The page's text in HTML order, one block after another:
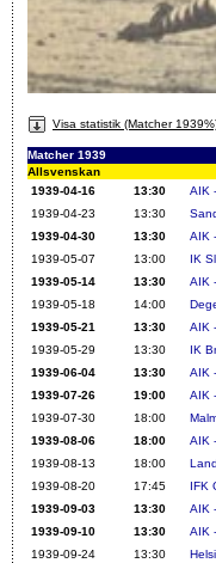
Visa statistik (Matcher
Matcher 1939
Allsvenskan
1939-04-16
13:30 AIK
1939-04-23
13:30
1939-04-30
13:30 AIK
1939-05-07
13:00 IK
1939-05-14
13:30 AIK
1939-05-18
14:00
1939-05-21
13:30 AIK
1939-05-29
13:30 IK
1939-06-04
13:30 AIK
1939-07-26
19:00 AIK
1939-07-30
18:00
1939-08-06
18:00 AIK
1939-08-13
18:00
1939-08-20
17:45 IFK
1939-09-03
13:30 AIK
1939-09-10
13:30 AIK
1939-09-24
13:30